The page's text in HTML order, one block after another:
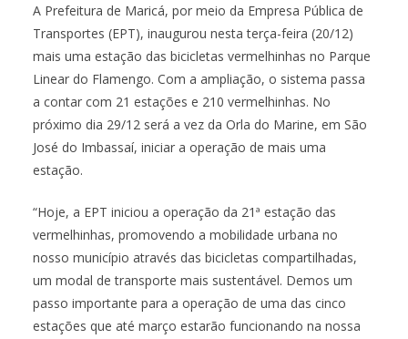
A Prefeitura de Maricá, por meio da Empresa Pública de
Transportes (EPT), inaugurou nesta terça-feira (20/12)
mais uma estação das bicicletas vermelhinhas no Parque
Linear do Flamengo. Com a ampliação, o sistema passa
a contar com 21 estações e 210 vermelhinhas. No
próximo dia 29/12 será a vez da Orla do Marine, em São
José do Imbassaí, iniciar a operação de mais uma
estação.
“Hoje, a EPT iniciou a operação da 21ª estação das
vermelhinhas, promovendo a mobilidade urbana no
nosso município através das bicicletas compartilhadas,
um modal de transporte mais sustentável. Demos um
passo importante para a operação de uma das cinco
estações que até março estarão funcionando na nossa